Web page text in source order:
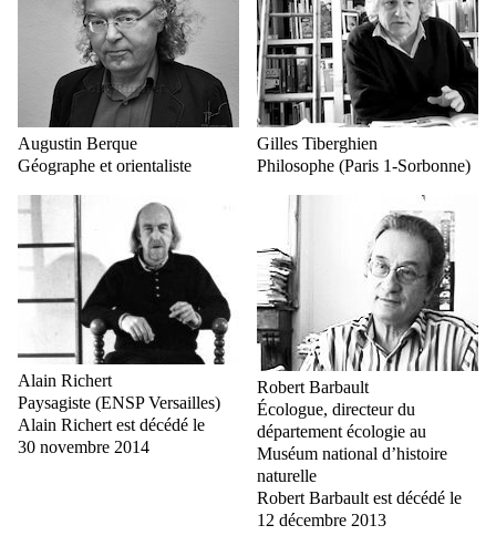
Augustin Berque
Géographe et orientaliste
Gilles Tiberghien
Philosophe (Paris 1-Sorbonne)
Alain Richert
Paysagiste (ENSP Versailles)
Alain Richert est décédé le
30 novembre 2014
Robert Barbault
Écologue, directeur du
département écologie au
Muséum national d’histoire
naturelle
Robert Barbault est décédé le
12 décembre 2013